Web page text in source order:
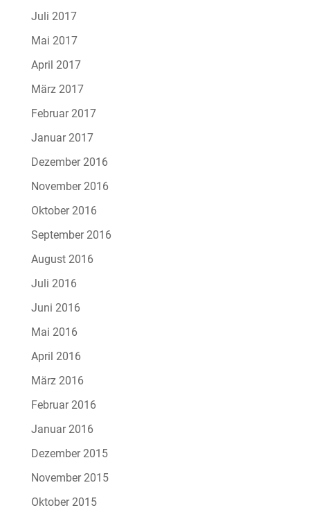
Juli 2017
Mai 2017
April 2017
März 2017
Februar 2017
Januar 2017
Dezember 2016
November 2016
Oktober 2016
September 2016
August 2016
Juli 2016
Juni 2016
Mai 2016
April 2016
März 2016
Februar 2016
Januar 2016
Dezember 2015
November 2015
Oktober 2015